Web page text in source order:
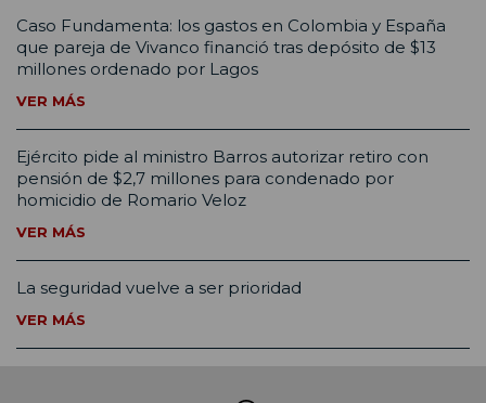
Caso Fundamenta: los gastos en Colombia y España
que pareja de Vivanco financió tras depósito de $13
millones ordenado por Lagos
VER MÁS
Ejército pide al ministro Barros autorizar retiro con
pensión de $2,7 millones para condenado por
homicidio de Romario Veloz
VER MÁS
La seguridad vuelve a ser prioridad
VER MÁS